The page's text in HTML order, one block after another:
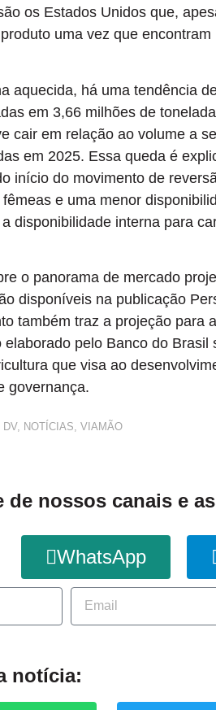
os Estados Unidos que,
uma vez que
aquecida, há uma tendência
em 3,66 milhões de
cair em relação ao volume a
em 2025. Essa queda é
início do movimento de
e uma menor
disponibilidade interna para
o panorama de mercado
disponíveis na publicação
também traz a projeção para
pelo Banco do
que visa ao
governança.
DV, NOTÍCIAS VIAMÃO
de nossos canais e
WhatsApp
notícia: